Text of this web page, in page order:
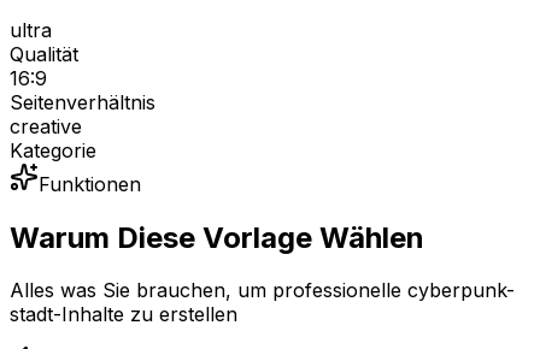
ultra
Qualität
16:9
Seitenverhältnis
creative
Kategorie
Funktionen
Warum Diese Vorlage Wählen
Alles was Sie brauchen, um professionelle cyberpunk-
stadt-Inhalte zu erstellen